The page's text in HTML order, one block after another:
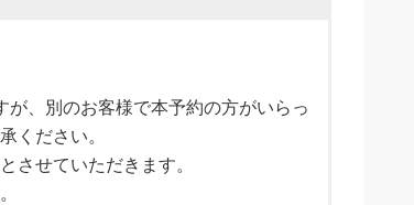
、別のお客様で本予約の方がいらっ
ください。
させていただきます。